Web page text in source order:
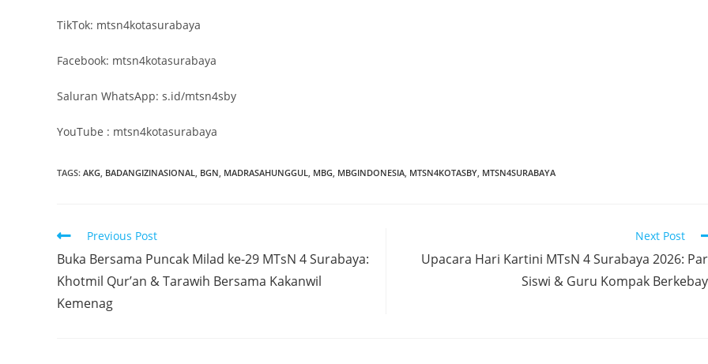
TikTok: mtsn4kotasurabaya
Facebook: mtsn4kotasurabaya
‎Saluran WhatsApp: ‪s.id/mtsn4sby‬
YouTube : mtsn4kotasurabaya
TAGS: AKG BADANGIZINASIONAL BGN MADRASAHUNGGUL MBG MBGINDONESIA MTSN4KOTASBY MTSN4SURABAYA
Previous Post
Buka Bersama Puncak Milad ke-29 MTsN 4 Surabaya:
Khotmil Qur’an & Tarawih Bersama Kakanwil
Kemenag
Next Post
Upacara Hari Kartini MTsN 4 Surabaya 2026:
Siswi & Guru Kompak